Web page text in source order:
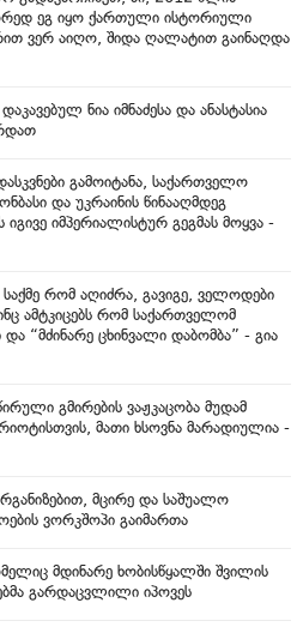
ეგ იყო ქართული ისტორიული
ვერ აიღო, შიდა ღალატით გაინაღდა
ნია იმნაძესა და ანასტასია
გამოიტანა, საქართველო
და უკრაინის წინააღმდეგ
იმპერიალისტურ გეგმას მოყვა -
რომ აღიძრა, გავიგე, ველოდები
ამტკიცებს რომ საქართველომ
“მძინარე ცხინვალი დაბომბა” - გია
გმირების ვაჟკაცობა მუდამ
მათი ხსოვნა მარადიულია -
მცირე და საშუალო
ვორკშოპი გაიმართა
მდინარე ხობისწყალში შვილის
გარდაცვლილი იპოვეს